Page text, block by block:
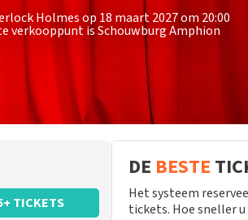
Holmes op 18 maart 2027 om 20:00
verkooppunt is Schouwburg Amphion
TICKETS
DE BESTE
Het systeem
tickets. Hoe sneller